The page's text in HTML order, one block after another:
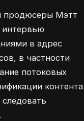
продюсеры Мэтт
в адрес
в частности
потоковых
контента